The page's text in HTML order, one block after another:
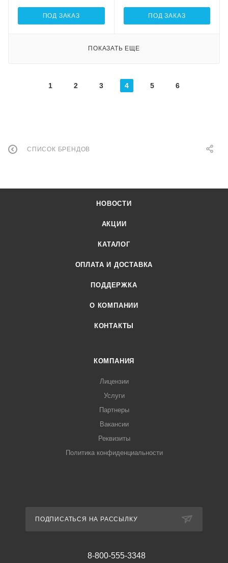
ПОД ЗАКАЗ ПОД ЗАКАЗ
ПОКАЗАТЬ ЕЩЕ
1 2 3 4 5 6
СПИСОК БРЕНДОВ
НОВОСТИ
АКЦИИ
КАТАЛОГ
ОПЛАТА И ДОСТАВКА
ПОДДЕРЖКА
О КОМПАНИИ
КОНТАКТЫ
КОМПАНИЯ
Лицензии
Услуги
Партнеры
Вакансии
Реквизиты
Политика конфиденциальности
ПОДПИСАТЬСЯ НА РАССЫЛКУ
8-800-555-3348